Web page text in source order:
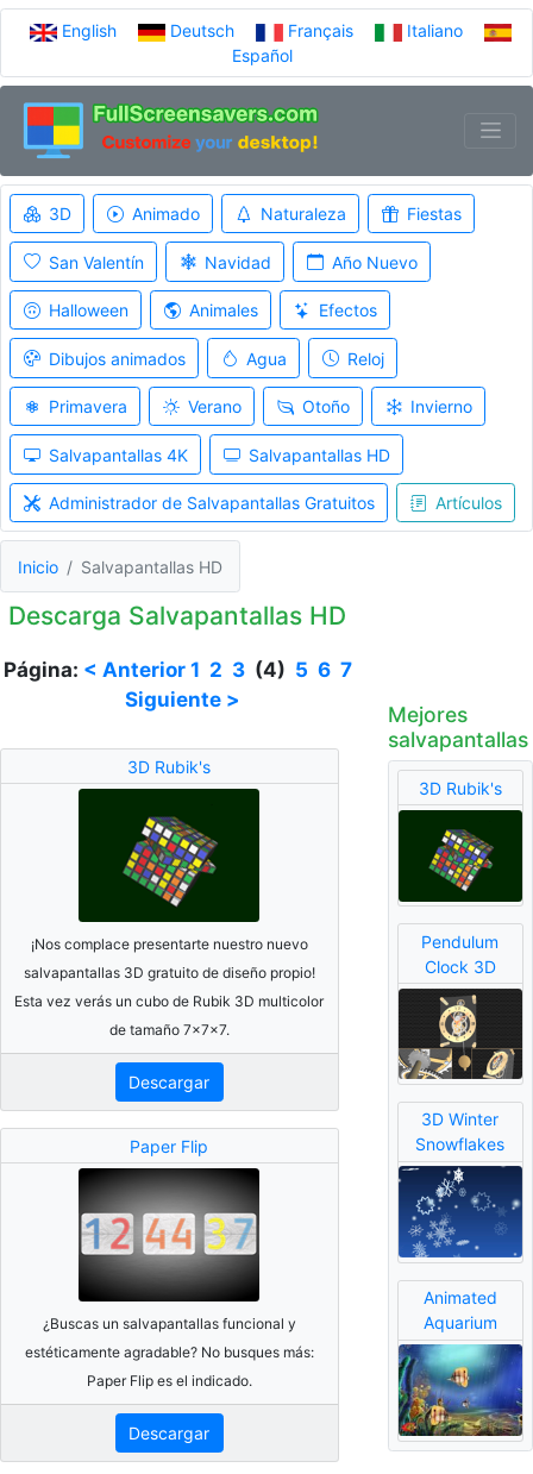
English Deutsch Français
Italiano
Español
3D Animado Naturaleza Fiestas
San Valentín Navidad Año Nuevo
Halloween Animales Efectos
Dibujos animados Agua Reloj
Primavera Verano Otoño Invierno
Salvapantallas 4K Salvapantallas HD
Administrador de Salvapantallas Gratuitos Artículos
Inicio Salvapantallas HD
Descarga Salvapantallas HD
Página: < Anterior 1 2 3(4) 5 6 7
Siguiente >
3D Rubik's
¡Nos complace presentarte nuestro nuevo
salvapantallas 3D gratuito de diseño propio!
Esta vez verás un cubo de Rubik 3D multicolor
de tamaño 7x7x7.
Descargar
Paper Flip
¿Buscas un salvapantallas funcional y
estéticamente agradable? No busques más:
Paper Flip es el indicado.
Descargar
Mejores
salvapantallas
3D Rubik's
Pendulum
Clock 3D
3D Winter
Snowflakes
Animated
Aquarium